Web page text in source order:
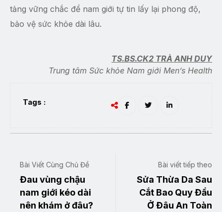
tảng vững chắc để nam giới tự tin lấy lại phong độ,
bảo vệ sức khỏe dài lâu.
TS.BS.CK2 TRÀ ANH DUY
Trung tâm Sức khỏe Nam giới Men’s Health
Tags :
Bài Viết Cùng Chủ Đề
Đau vùng chậu
nam giới kéo dài
nên khám ở đâu?
Bài viết tiếp theo
Sửa Thừa Da Sau
Cắt Bao Quy Đầu
Ở Đâu An Toàn